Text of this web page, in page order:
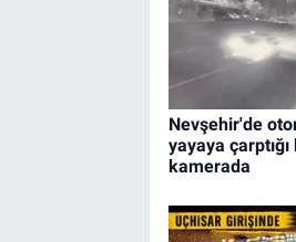
Nevşehir'de
yayaya çarptığı
kamerada